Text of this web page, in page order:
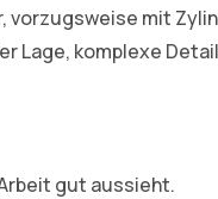
vorzugsweise mit
Lage, komplexe
gut aussieht.